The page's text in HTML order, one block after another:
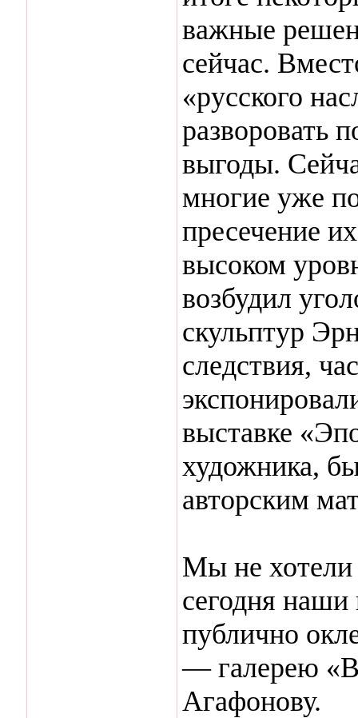
важные
сейчас.
«русского
разворовать
выгоды.
многие уже
пресечение
высоком
возбудил
скульптур
следствия,
выставке
художника,
авторским
Мы не хотели
сегодня
публично
— галерею
Агафонову.